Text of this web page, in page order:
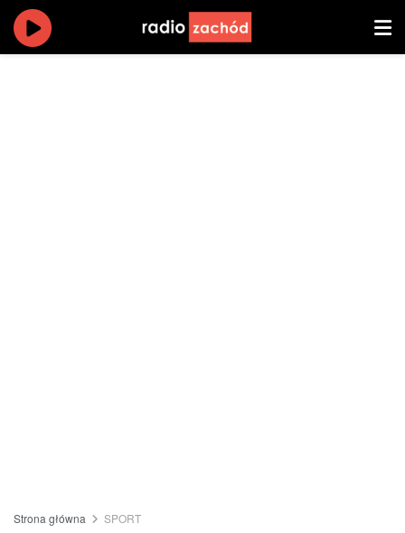
Strona główna SPORT